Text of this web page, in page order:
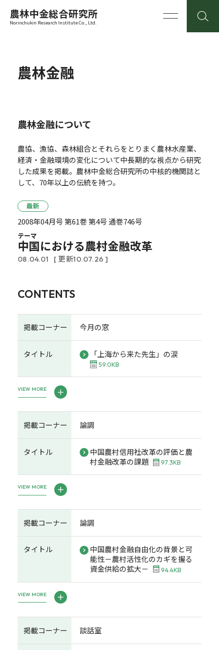
農林中金総合研究所
Norinchukin Research Institute Co., Ltd.
農林金融
農林金融について
農協、漁協、森林組合とそれらをとりまく農林水産業、
経済・金融環境の変化について中長期的な視点から研究
した成果を掲載。 農林中金総合研究所の中核的機関誌と
して、70年以上の伝統を持つ。
最新
2008年04月号 第61巻 第4号 通巻746号
テーマ
中国における農村金融改革
08.04.01 [ 更新10.07.26 ]
CONTENTS
掲載コーナー 今月の窓
タイトル 「上海から来た先生」の涙
59.0KB
VIEW MORE
掲載コーナー 論調
タイトル
中国農村信用社改革の評価と農
村金融改革の課題
97.3KB
VIEW MORE
掲載コーナー 論調
タイトル
中国農村金融自由化の背景と可
能性－農村活性化のカギを握る
資金供給の拡大－
94.4KB
VIEW MORE
掲載コーナー 談話室